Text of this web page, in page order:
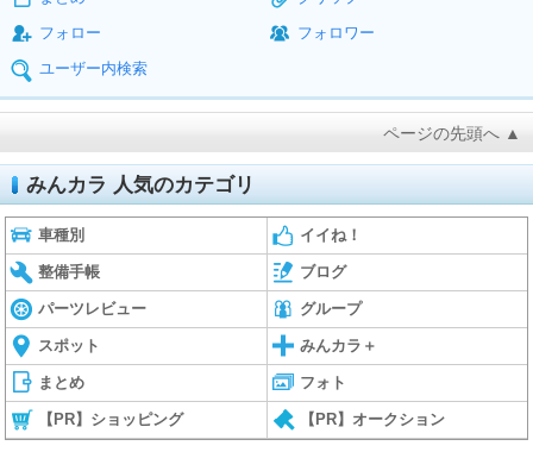
フォロー
フォロワー
ユーザー内検索
ページの先頭へ ▲
みんカラ 人気のカテゴリ
車種別 イイね！
整備手帳 ブログ
パーツレビュー グループ
スポット みんカラ＋
まとめ フォト
【PR】ショッピング 【PR】オークション